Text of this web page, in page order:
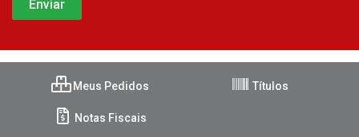
Meus Pedidos Títulos
Notas Fiscais